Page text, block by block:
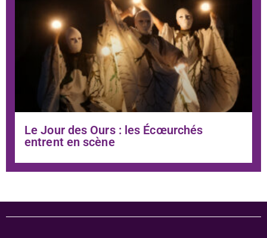
Le Jour des Ours : les Écœurchés
entrent en scène